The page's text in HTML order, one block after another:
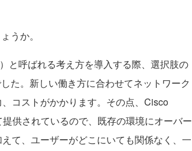
うか。
と呼ばれる考え方を導入する際、選択肢の
た。新しい働き方に合わせてネットワーク
コストがかかります。その点、Cisco
供されているので、既存の環境にオーバー
て、ユーザーがどこにいても関係なく、一